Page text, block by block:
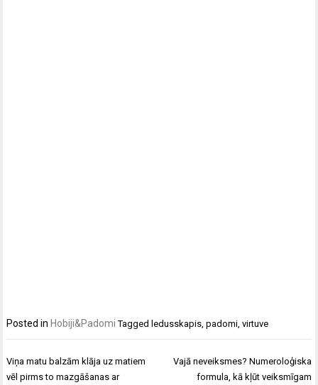
Posted in Hobiji&Padomi Tagged ledusskapis,padomi,virtuve
Ziņu
izvēlne
Viņa matu balzām klāja uz matiem
vēl pirms to mazgāšanas ar
Vajā neveiksmes? Numeroloģiska
formula, kā kļūt veiksmīgam